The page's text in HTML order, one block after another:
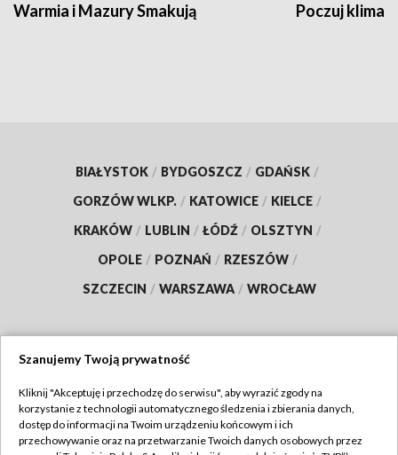
Warmia i Mazury Smakują Poczuj klimat
BIAŁYSTOK / BYDGOSZCZ / GDAŃSK /
GORZÓW WLKP. / KATOWICE / KIELCE /
KRAKÓW / LUBLIN / ŁÓDŹ / OLSZTYN /
OPOLE / POZNAŃ / RZESZÓW /
SZCZECIN / WARSZAWA / WROCŁAW
TVP
Abonament TVP
Regulamin TVP
Szanujemy Twoją prywatność
Kliknij "Akceptuję i przechodzę do serwisu", aby wyrazić zgody na
korzystanie z technologii automatycznego śledzenia i zbierania danych,
dostęp do informacji na Twoim urządzeniu końcowym i ich
przechowywanie oraz na przetwarzanie Twoich danych osobowych przez